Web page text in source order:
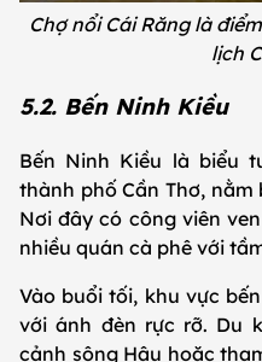
Chợ nổi Cái Răng là
lịch
5.2. Bến Ninh Kiều
Bến Ninh Kiều là biểu
thành phố Cần Thơ,
Nơi đây có công viên
nhiều quán cà phê với
Vào buổi tối, khu vực
với ánh đèn rực rỡ. Du
cảnh sông Hậu hoặc